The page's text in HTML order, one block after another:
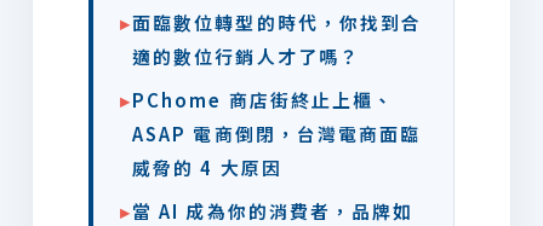
▸面臨數位轉型的時代，你找到合
適的數位行銷人才了嗎？
▸PChome 商店街終止上櫃、
ASAP 電商倒閉，台灣電商面臨
威脅的 4 大原因
▸當 AI 成為你的消費者，品牌如